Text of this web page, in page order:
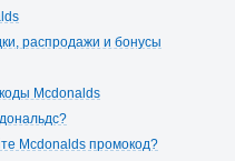
распродажи и бонусы
Mcdonalds
Mcdonalds промокод?